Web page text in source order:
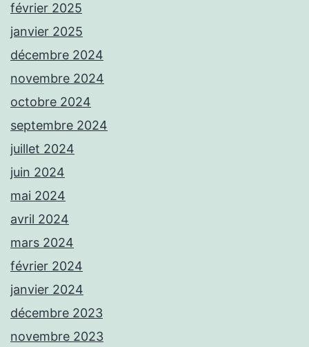
février 2025
janvier 2025
décembre 2024
novembre 2024
octobre 2024
septembre 2024
juillet 2024
juin 2024
mai 2024
avril 2024
mars 2024
février 2024
janvier 2024
décembre 2023
novembre 2023